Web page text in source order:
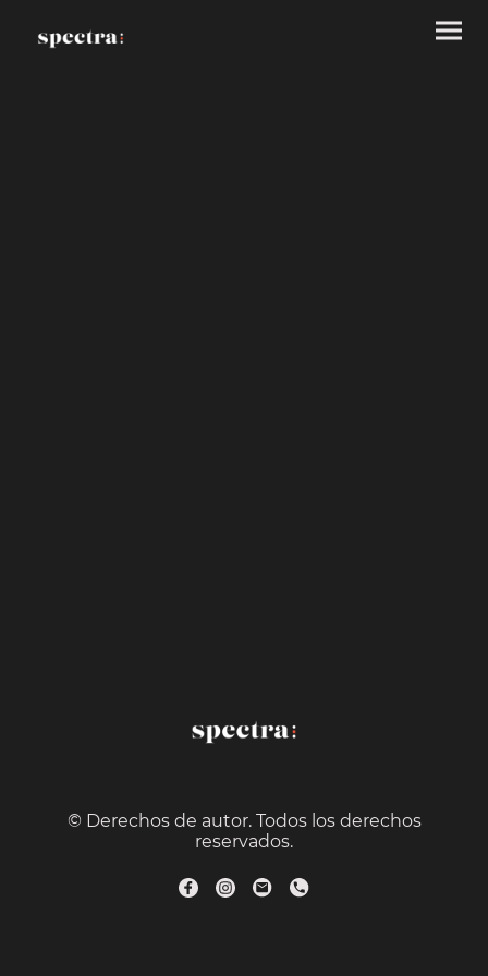
© Derechos de autor. Todos los derechos
reservados.